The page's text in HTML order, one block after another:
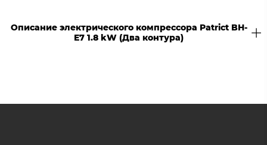
Описание электрического компрессора Patrict BH-
E7 1.8 kW (Два контура)